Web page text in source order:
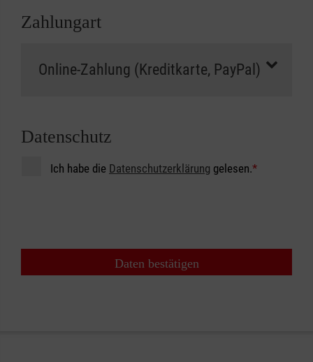
Zahlungart
Datenschutz
Ich habe die Datenschutzerklärung gelesen.*
Daten bestätigen